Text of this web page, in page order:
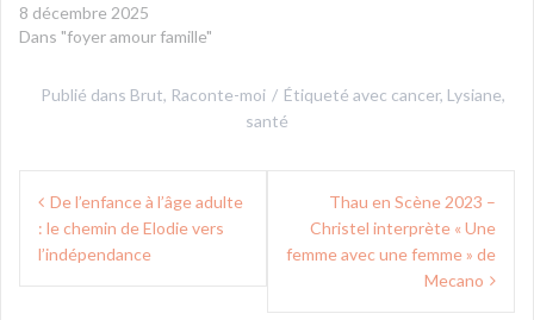
8 décembre 2025
Dans "foyer amour famille"
Publié dans Brut, Raconte-moi Étiqueté avec cancer, Lysiane,
santé
Navigation
de
l’article
De l’enfance à l’âge adulte
: le chemin de Elodie vers
l’indépendance
Thau en Scène 2023 –
Christel interprète « Une
femme avec une femme » de
Mecano